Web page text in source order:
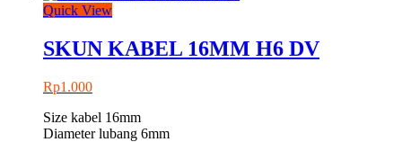
Quick View
SKUN KABEL 16MM H6 DV
Rp1.000
Size kabel 16mm
Diameter lubang 6mm